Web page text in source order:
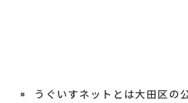
うぐいすネットとは大田区の